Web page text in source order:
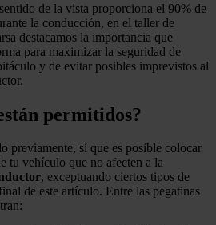
de la vista proporciona el 90% de
la conducción, en el taller de
destacamos la importancia que
para maximizar la seguridad de
y de evitar posibles imprevistos al
permitidos?
previamente, sí que es posible colocar
tu vehículo que no afecten a la
, exceptuando ciertos tipos de
de este artículo. Entre las pegatinas